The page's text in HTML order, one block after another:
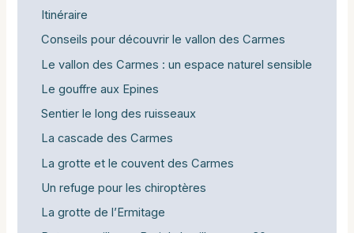
Itinéraire
Conseils pour découvrir le vallon des Carmes
Le vallon des Carmes : un espace naturel sensible
Le gouffre aux Epines
Sentier le long des ruisseaux
La cascade des Carmes
La grotte et le couvent des Carmes
Un refuge pour les chiroptères
La grotte de l’Ermitage